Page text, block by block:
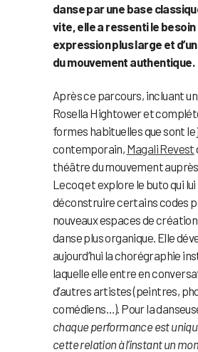
danse par une base
vite, elle a ressenti le besoin
expression plus large et
du mouvement authentique.
Après ce parcours, incluant
Rosella Hightower et
formes habituelles que sont le
contemporain, Magali Revest
théâtre du mouvement
Lecoq et explore le buto qui
déconstruire certains codes
nouveaux espaces de
danse plus organique. Elle
aujourd’hui la chorégraphie
laquelle elle entre en
d’autres artistes (peintres,
comédiens…). Pour la
chaque performance est
cette relation à l’instant un